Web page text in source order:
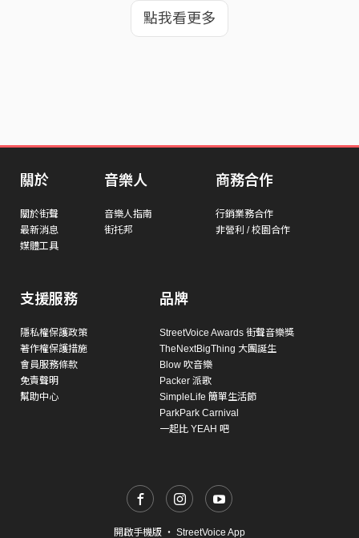
點我看更多
關於
關於街聲
最新消息
媒體工具
音樂人
音樂人指南
街托邦
商務合作
行銷業務合作
非營利 / 校園合作
支援服務
隱私權保護政策
著作權保護措施
會員服務條款
免責聲明
幫助中心
品牌
StreetVoice Awards 街聲音樂獎
TheNextBigThing 大團誕生
Blow 吹音樂
Packer 派歌
SimpleLife 簡單生活節
ParkPark Carnival
一起比 YEAH 吧
開啟手機版 ・ StreetVoice App